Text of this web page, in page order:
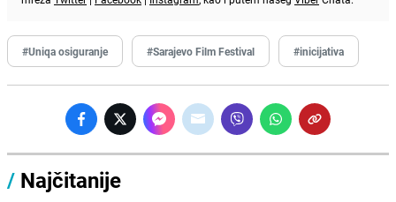
#Uniqa osiguranje #Sarajevo Film Festival #inicijativa
/ Najčitanije